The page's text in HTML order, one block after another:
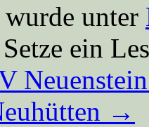
unter
ein
→